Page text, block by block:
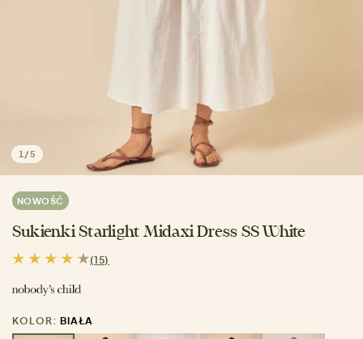
1 /5
NOWOŚĆ
Sukienki Starlight Midaxi Dress SS White
(15)
KOLOR: BIAŁA